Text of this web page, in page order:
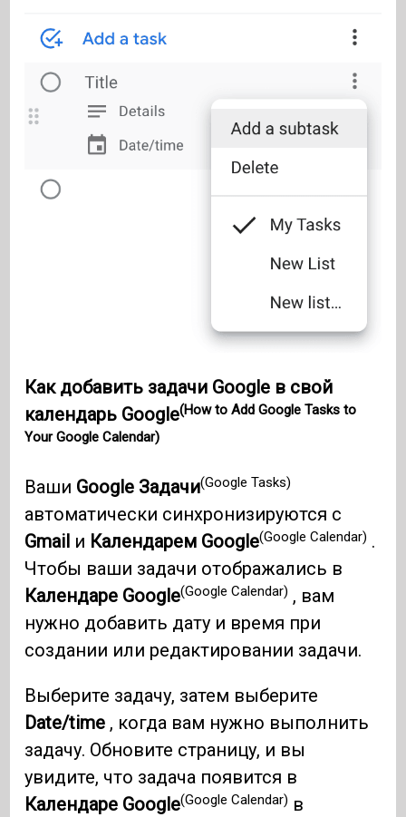
Как добавить задачи Google в свой
календарь Google(How to Add Google Tasks to
Your Google Calendar)
Ваши Google Задачи(Google Tasks)
автоматически синхронизируются с
Gmail и Календарем Google(Google Calendar) .
Чтобы ваши задачи отображались в
Календаре Google(Google Calendar) , вам
нужно добавить дату и время при
создании или редактировании задачи.
Выберите задачу, затем выберите
Date/time , когда вам нужно выполнить
задачу. Обновите страницу, и вы
увидите, что задача появится в
Календаре Google(Google Calendar) в